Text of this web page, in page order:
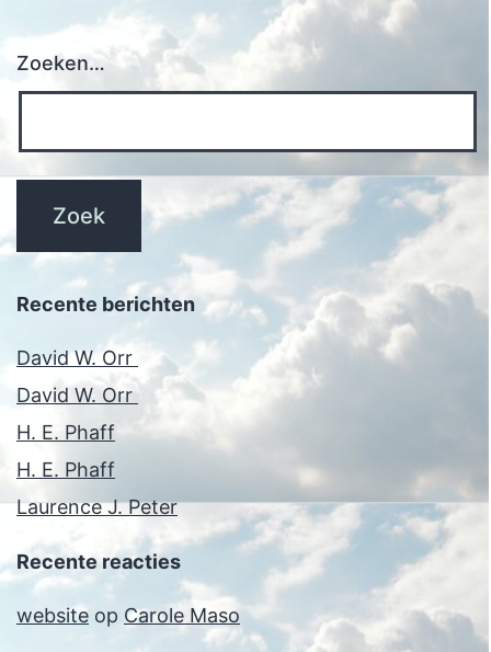
Zoeken…
Recente berichten
David W. Orr
David W. Orr
H. E. Phaff
H. E. Phaff
Laurence J. Peter
Recente reacties
website op Carole Maso